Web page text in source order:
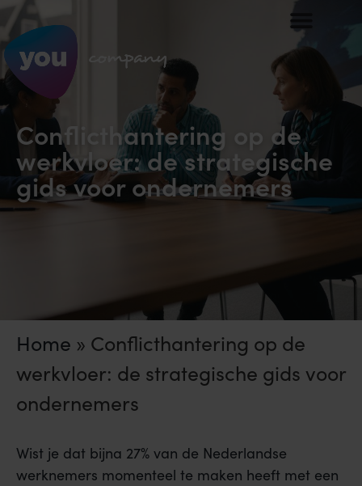
Conflicthantering op de
werkvloer: de strategische
gids voor ondernemers
Home » Conflicthantering op de
werkvloer: de strategische gids voor
ondernemers
Wist je dat bijna 27% van de Nederlandse
werknemers momenteel te maken heeft met een